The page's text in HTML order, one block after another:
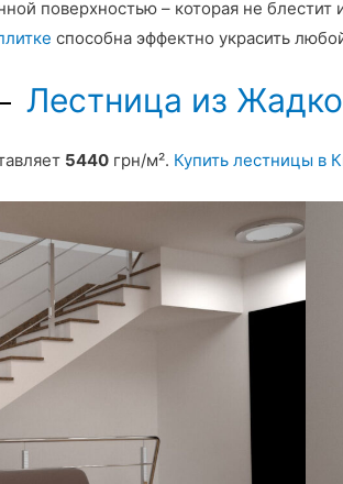
поверхностью – которая не блестит
способна эффектно украсить
Лестница из
5440 грн/м². Купить лестницы в